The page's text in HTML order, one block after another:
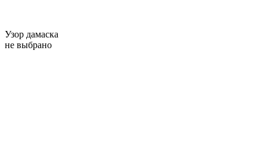
Узор дамаска
не выбрано